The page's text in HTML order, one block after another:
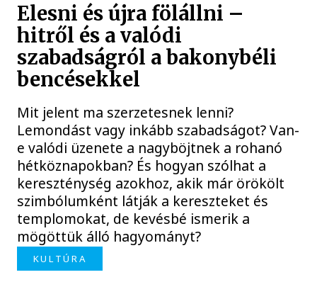
Elesni és újra fölállni –
hitről és a valódi
szabadságról a bakonybéli
bencésekkel
Mit jelent ma szerzetesnek lenni?
Lemondást vagy inkább szabadságot? Van-
e valódi üzenete a nagyböjtnek a rohanó
hétköznapokban? És hogyan szólhat a
kereszténység azokhoz, akik már örökölt
szimbólumként látják a kereszteket és
templomokat, de kevésbé ismerik a
mögöttük álló hagyományt?
KULTÚRA